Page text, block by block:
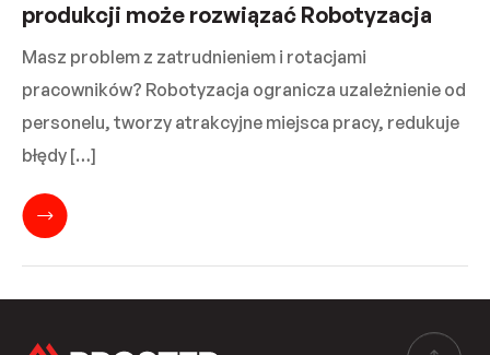
produkcji może rozwiązać Robotyzacja
Masz problem z zatrudnieniem i rotacjami
pracowników? Robotyzacja ogranicza uzależnienie od
personelu, tworzy atrakcyjne miejsca pracy, redukuje
błędy […]